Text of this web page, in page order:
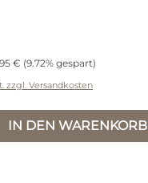
Preis:
€ (9.72% gespart)
zzgl. Versandkosten
IN DEN WARENKORB